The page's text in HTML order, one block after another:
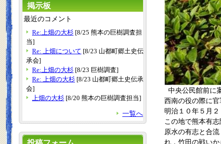
中央公民館前に
西南の役の際に
明治１０年５月
この地で熊本有
原水の有志と合
れ，竹田の戦い
掲示板
最近のコメント
Re:上畑の大杉 [8/25 熊本の巨樹調査担
当]
Re: 上畑について [8/23 山都町郷土史伝
承会]
Re:上畑の大杉 [8/23 巨樹調査]
Re: 上畑の大杉 [8/23 山都町郷土史伝承
会]
上畑の大杉 [8/20 熊本の巨樹調査担当]
一覧へ